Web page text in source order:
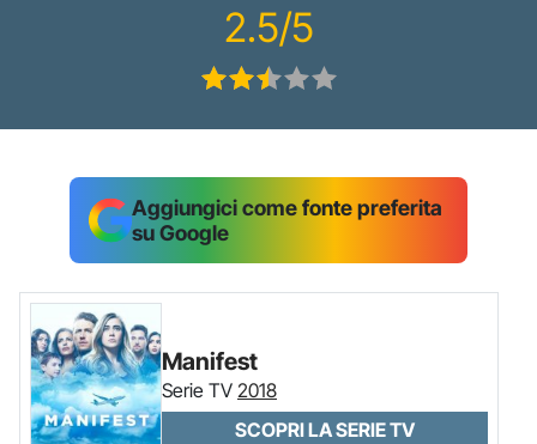
2.5/5
Aggiungici come fonte preferita
su Google
Manifest
Serie TV 2018
SCOPRI LA SERIE TV